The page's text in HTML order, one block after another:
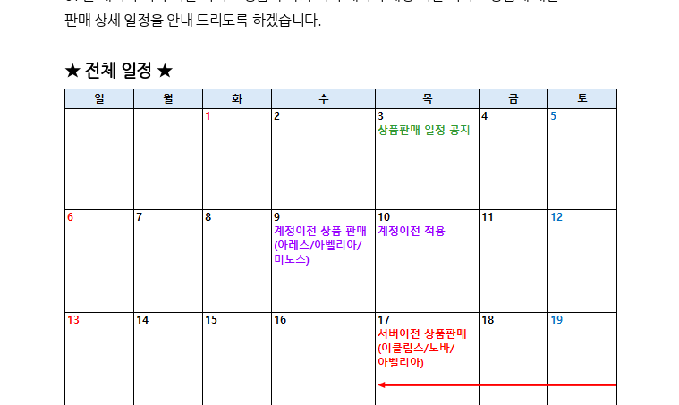
판매 상세 일정을 안내 드리도록 하겠습니다.
★ 전체 일정 ★